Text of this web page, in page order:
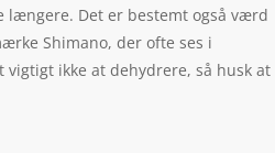
længere. Det er bestemt også værd
Shimano, der ofte ses i
ikke at dehydrere, så husk at